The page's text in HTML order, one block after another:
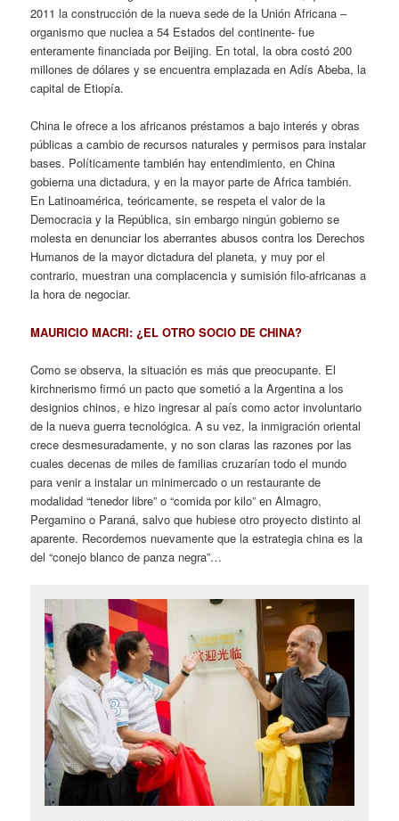
2011 la construcción de la nueva sede de la Unión Africana –
organismo que nuclea a 54 Estados del continente- fue
enteramente financiada por Beijing. En total, la obra costó 200
millones de dólares y se encuentra emplazada en Adís Abeba, la
capital de Etiopía.
China le ofrece a los africanos préstamos a bajo interés y obras
públicas a cambio de recursos naturales y permisos para instalar
bases. Políticamente también hay entendimiento, en China
gobierna una dictadura, y en la mayor parte de Africa también.
En Latinoamérica, teóricamente, se respeta el valor de la
Democracia y la República, sin embargo ningún gobierno se
molesta en denunciar los aberrantes abusos contra los Derechos
Humanos de la mayor dictadura del planeta, y muy por el
contrario, muestran una complacencia y sumisión filo-africanas a
la hora de negociar.
MAURICIO MACRI: ¿EL OTRO SOCIO DE CHINA?
Como se observa, la situación es más que preocupante. El
kirchnerismo firmó un pacto que sometió a la Argentina a los
designios chinos, e hizo ingresar al país como actor involuntario
de la nueva guerra tecnológica. A su vez, la inmigración oriental
crece desmesuradamente, y no son claras las razones por las
cuales decenas de miles de familias cruzarían todo el mundo
para venir a instalar un minimercado o un restaurante de
modalidad “tenedor libre” o “comida por kilo” en Almagro,
Pergamino o Paraná, salvo que hubiese otro proyecto distinto al
aparente. Recordemos nuevamente que la estrategia china es la
del “conejo blanco de panza negra”…